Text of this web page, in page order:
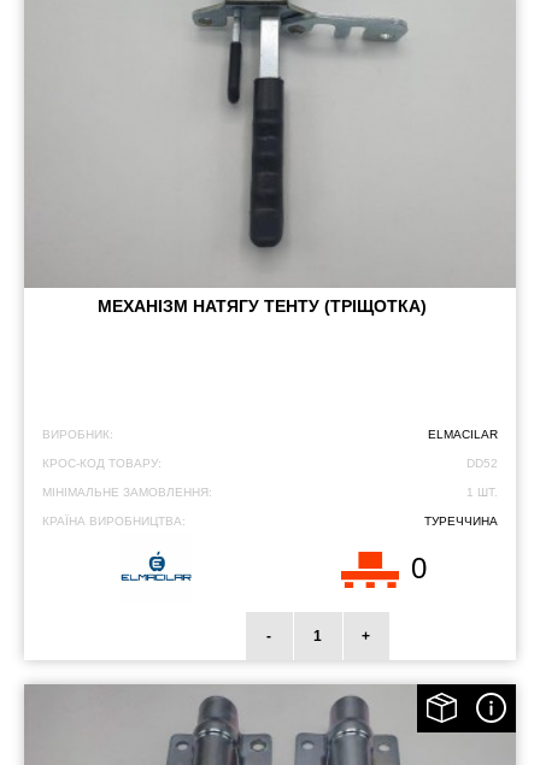
МЕХАНІЗМ НАТЯГУ ТЕНТУ (ТРІЩОТКА)
ВИРОБНИК: ELMACILAR
КРОС-КОД ТОВАРУ: DD52
МІНІМАЛЬНЕ ЗАМОВЛЕННЯ: 1 ШТ.
КРАЇНА ВИРОБНИЦТВА: ТУРЕЧЧИНА
0
- +